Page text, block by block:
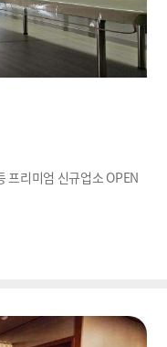
프리미엄 신규업소 OPEN